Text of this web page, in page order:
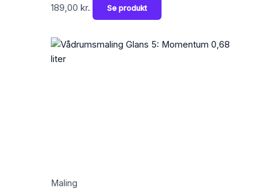
189,00 kr. Se produkt
Maling